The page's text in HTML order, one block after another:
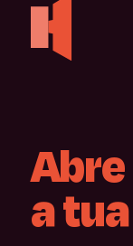
Abre
atua